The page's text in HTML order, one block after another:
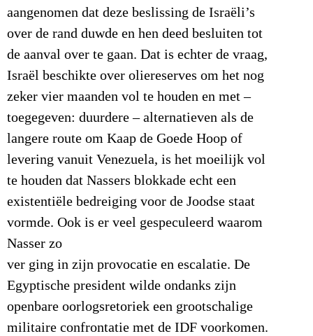
aangenomen dat deze beslissing de Israëli’s
over de rand duwde en hen deed besluiten tot
de aanval over te gaan. Dat is echter de vraag,
Israël beschikte over oliereserves om het nog
zeker vier maanden vol te houden en met –
toegegeven: duurdere – alternatieven als de
langere route om Kaap de Goede Hoop of
levering vanuit Venezuela, is het moeilijk vol
te houden dat Nassers blokkade echt een
existentiële bedreiging voor de Joodse staat
vormde. Ook is er veel gespeculeerd waarom
Nasser zo
ver ging in zijn provocatie en escalatie. De
Egyptische president wilde ondanks zijn
openbare oorlogsretoriek een grootschalige
militaire confrontatie met de IDF voorkomen.